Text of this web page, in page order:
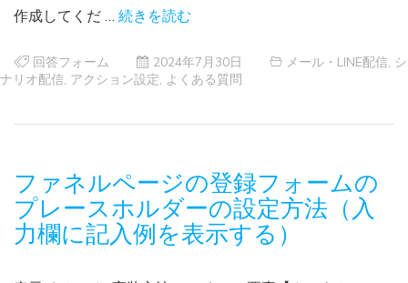
作成してくだ … 続きを読む
回答フォーム 2024年7月30日 メール・LINE配信 シ
ナリオ配信 アクション設定 よくある質問
ファネルページの登録フォームの
プレースホルダーの設定方法（入
力欄に記入例を表示する）